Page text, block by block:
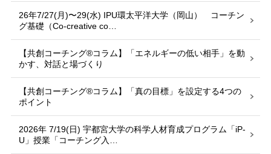
26年7/27(月)〜29(水) IPU環太平洋大学（岡山） コーチン
グ基礎（Co-creative co…
【共創コーチング®︎コラム】「エネルギーの低い相手」を動
かす、対話と場づくり
【共創コーチング®︎コラム】「真の目標」を設定する4つの
ポイント
2026年 7/19(日) 宇都宮大学の科学人材育成プログラム「iP-
U」授業「コーチング入…